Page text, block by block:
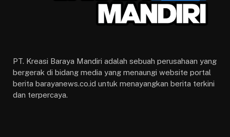
PT. Kreasi Baraya Mandiri adalah sebuah perusahaan yang
bergerak di bidang media yang menaungi website portal
berita barayanews.co.id untuk menayangkan berita terkini
dan terpercaya.